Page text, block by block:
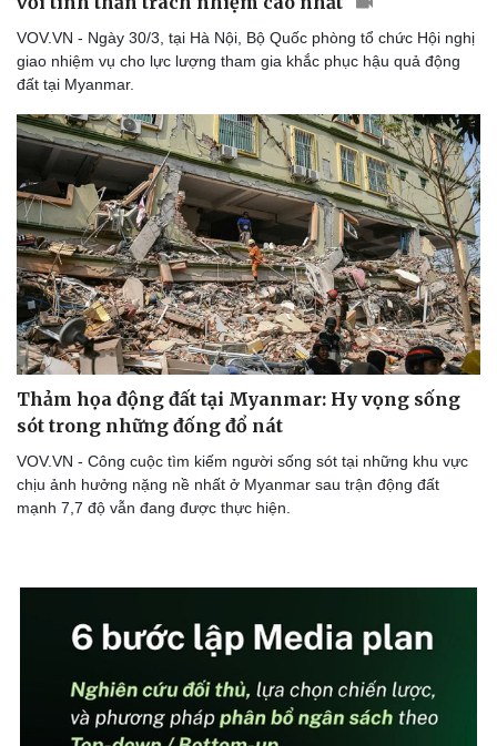
VOV.VN - Ngày 30/3, tại Hà Nội, Bộ Quốc phòng tổ chức Hội nghị
giao nhiệm vụ cho lực lượng tham gia khắc phục hậu quả động
đất tại Myanmar.
Thảm họa động đất tại Myanmar: Hy vọng sống
sót trong những đống đổ nát
VOV.VN - Công cuộc tìm kiếm người sống sót tại những khu vực
chịu ảnh hưởng nặng nề nhất ở Myanmar sau trận động đất
mạnh 7,7 độ vẫn đang được thực hiện.